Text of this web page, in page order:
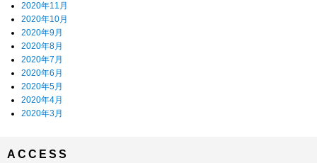
2020年11月
2020年10月
2020年9月
2020年8月
2020年7月
2020年6月
2020年5月
2020年4月
2020年3月
ACCESS